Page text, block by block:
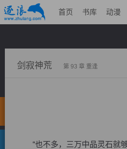
首页 书库 动漫
剑寂神荒 第 93 章 重逢
“也不多，三万中品灵石就够